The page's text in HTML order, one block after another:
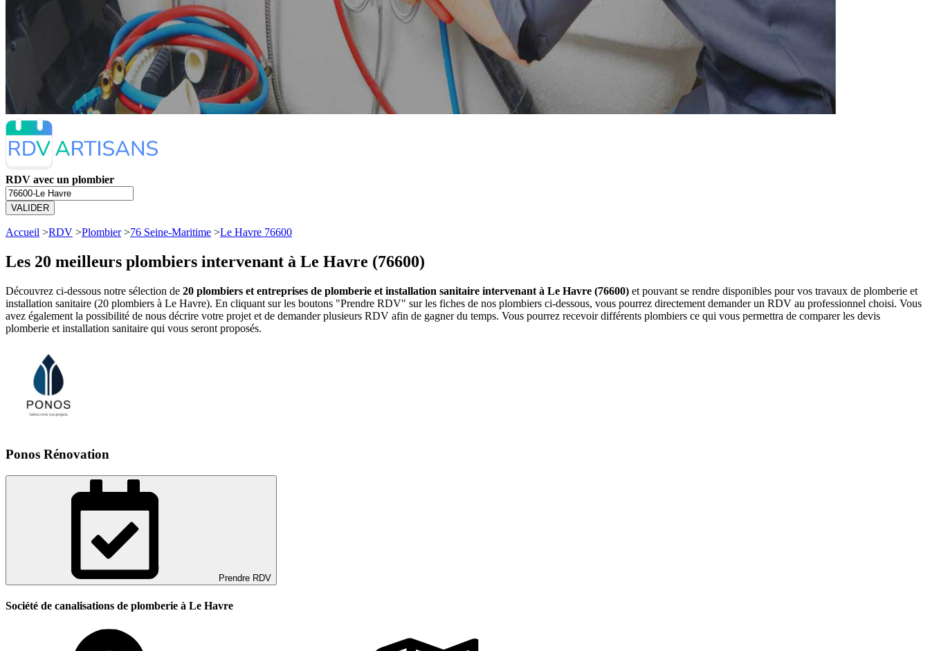
RDV avec un plombier
VALIDER
Accueil >RDV >Plombier>76 Seine-Maritime >Le Havre 76600
Les 20 meilleurs plombiers intervenant à Le Havre (76600)
Découvrez ci-dessous notre sélection de 20 plombiers et entreprises de plomberie et installation sanitaire intervenant à Le Havre (76600) et pouvant se rendre disponibles pour vos travaux de plomberie et
installation sanitaire (20 plombiers à Le Havre). En cliquant sur les boutons "Prendre RDV" sur les fiches de nos plombiers ci-dessous, vous pourrez directement demander un RDV au professionnel choisi. Vous
avez également la possibilité de nous décrire votre projet et de demander plusieurs RDV afin de gagner du temps. Vous pourrez recevoir différents plombiers ce qui vous permettra de comparer les devis
plomberie et installation sanitaire qui vous seront proposés.
Ponos Rénovation
Prendre RDV
Société de canalisations de plomberie à Le Havre